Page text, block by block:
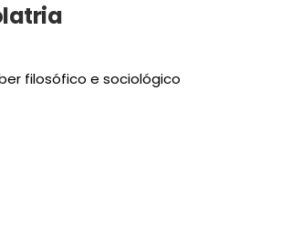
filosófico e sociológico